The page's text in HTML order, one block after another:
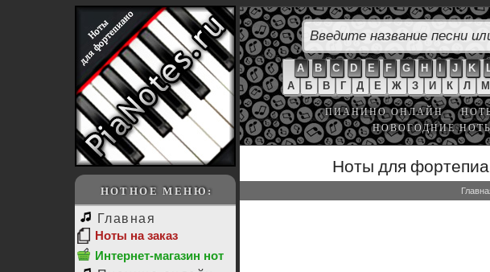
НОТНОЕ МЕНЮ:
Главная
Ноты на заказ
Интернет-магазин нот
Ноты для
A B C D E F G H I J K
А
Б В Г Д Е Ж З И К Л М
ПИАНИНО ОНЛАЙН
НОВОГОДНИЕ